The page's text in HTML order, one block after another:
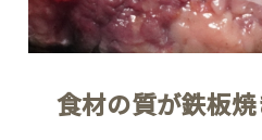
食材の質が鉄板